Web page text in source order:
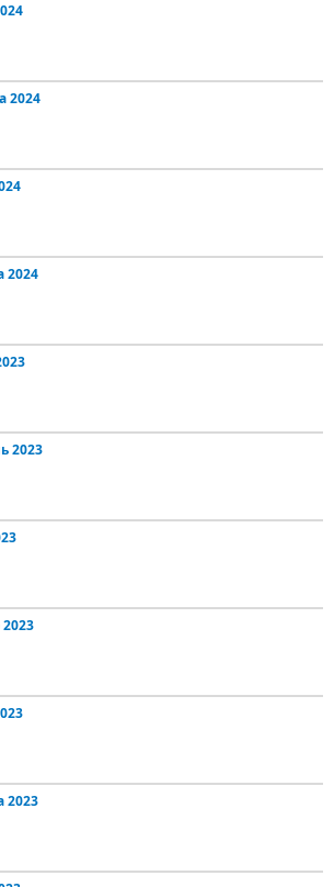
2024
2024
2023
2023